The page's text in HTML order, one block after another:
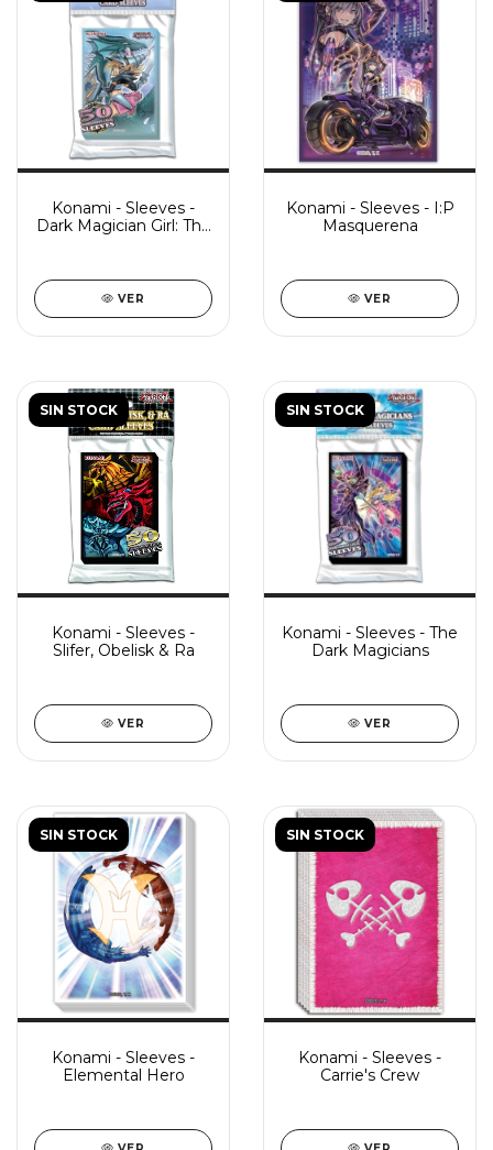
Konami - Sleeves -
Dark Magician Girl: The
VER
Konami - Sleeves - I:P
Masquerena
VER
SIN STOCK
Konami - Sleeves -
Slifer, Obelisk & Ra
VER
SIN STOCK
Konami - Sleeves - The
Dark Magicians
VER
SIN STOCK
Konami - Sleeves -
Elemental Hero
SIN STOCK
Konami - Sleeves -
Carrie's Crew